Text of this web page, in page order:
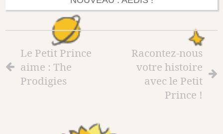
Le Petit Prince
aime : The
Prodigies
Racontez-nous
votre histoire
avec le Petit
Prince !